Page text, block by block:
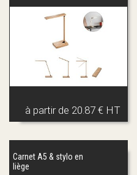
à partir de 20.87 € HT
Carnet A5 & stylo en
liège